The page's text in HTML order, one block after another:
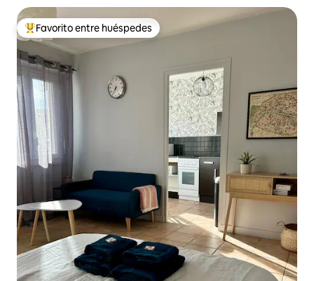
Favorito entre huéspedes preferido
Favorito entre huéspedes